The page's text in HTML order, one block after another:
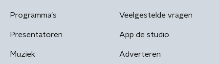
Programma's
Presentatoren
Muziek
Veelgestelde vragen
App de studio
Adverteren